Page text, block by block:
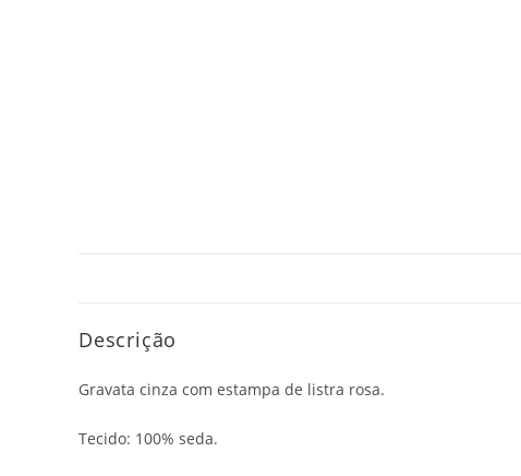
Descrição
Gravata cinza com estampa de listra rosa.
Tecido: 100% seda.